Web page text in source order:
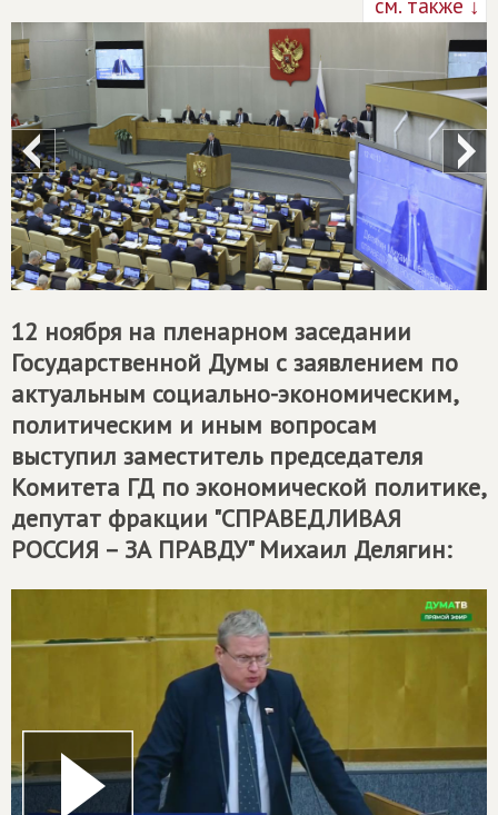
см. также ↓
12 ноября на пленарном заседании
Государственной Думы с заявлением по
актуальным социально-экономическим,
политическим и иным вопросам
выступил заместитель председателя
Комитета ГД по экономической политике,
депутат фракции "СПРАВЕДЛИВАЯ
РОССИЯ – ЗА ПРАВДУ" Михаил Делягин: